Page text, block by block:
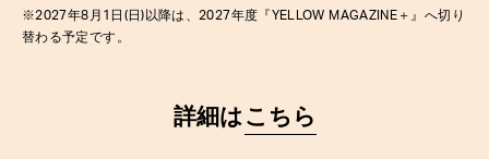
※2027年8月1日(日)以降は、2027年度『YELLOW MAGAZINE ＋ 』へ切り
替わる予定です。
詳細は こちら